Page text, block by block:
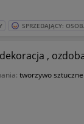
SPRZEDAJĄCY:
,
tworzywo sztuczne